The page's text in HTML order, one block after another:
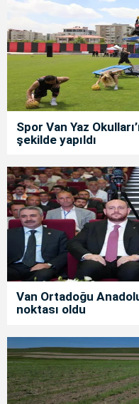
Spor Van Yaz
şekilde yapıldı
Van Ortadoğu
noktası oldu